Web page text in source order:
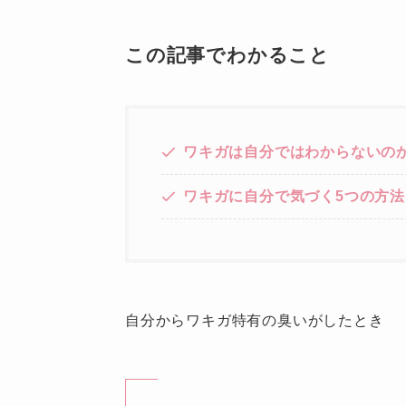
この記事でわかること
ワキガは自分ではわからないの
ワキガに自分で気づく5つの方法
自分からワキガ特有の臭いがしたとき